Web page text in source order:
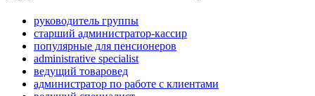
руководитель группы
старший администратор-кассир
популярные для пенсионеров
administrative specialist
ведущий товаровед
администратор по работе с клиентами